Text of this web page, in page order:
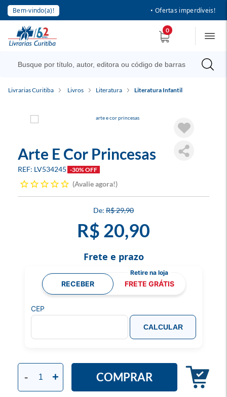
Bem-vindo(a)! • Ofertas imperdíveis!
0
Livrarias Curitiba Livros Literatura Literatura Infantil
Arte E Cor Princesas
LV534245 -30% OFF
Avalie agora!
R$ 29,90
R$ 20,90
- + COMPRAR
Frete e prazo
RECEBER FRETE GRÁTIS
CEP
CALCULAR